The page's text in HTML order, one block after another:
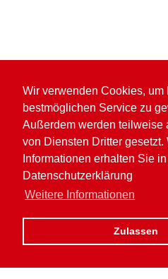
Wir verwenden Cookies, um
bestmöglichen Service zu
Außerdem werden teilweise
von Diensten Dritter gesetzt.
Informationen erhalten Sie
Datenschutzerklärung
Weitere Informationen
Zulassen